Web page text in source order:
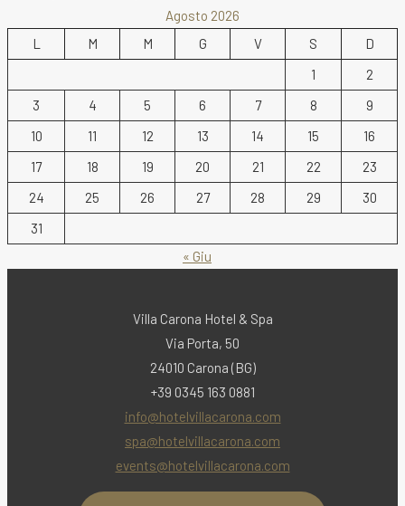
Agosto 2026
L
M M G V S
D
1
2
3
4 5 6 7 8
9
10
11 12 13 14 15
16
17
18 19 20 21 22
23
24
25 26 27 28 29
30
31
« Giu
Villa Carona Hotel & Spa
Via Porta, 50
24010 Carona (BG)
+39 0345 163 0881
info@hotelvillacarona.com
spa@hotelvillacarona.com
events@hotelvillacarona.com